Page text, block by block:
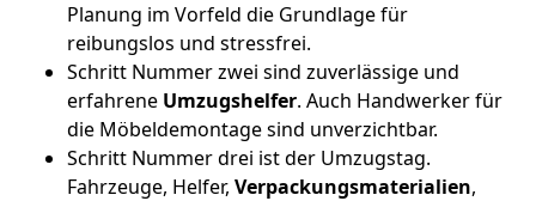
Planung im Vorfeld die Grundlage für
reibungslos und stressfrei.
Schritt Nummer zwei sind zuverlässige und
erfahrene Umzugshelfer. Auch Handwerker für
die Möbeldemontage sind unverzichtbar.
Schritt Nummer drei ist der Umzugstag.
Fahrzeuge, Helfer, Verpackungsmaterialien,